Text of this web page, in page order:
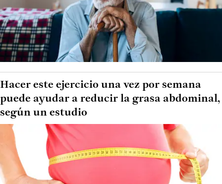
Hacer este ejercicio una vez por semana
puede ayudar a reducir la grasa abdominal,
según un estudio